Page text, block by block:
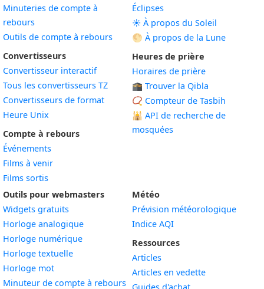
Minuteries de compte à
rebours
Outils de compte à rebours
Convertisseurs
Convertisseur interactif
Tous les convertisseurs TZ
Convertisseurs de format
Heure Unix
Compte à rebours
Événements
Films à venir
Films sortis
Éclipses
☀️ À propos du Soleil
🌕 À propos de la Lune
Heures de prière
Horaires de prière
🕋 Trouver la Qibla
📿 Compteur de Tasbih
🕌 API de recherche de
mosquées
Outils pour webmasters
Widgets gratuits
Horloge analogiqueWidget
Horloge numériqueWidget
Horloge textuelleWidget
Horloge motWidget
Minuteur de compte à rebours Widget
Météo
Prévision météorologique
Indice AQI
Ressources
Articles
Articles en vedette